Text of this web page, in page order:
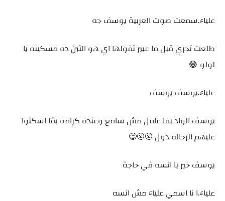
علياء.سمعت صوت العربية يوسف جه
طلعت تجري قبل ما عبير تقولها اي هو التبن ده مسكينه يا
لولو 😂
علياء.يوسف يوسف
يوسف الواد بقا عامل مش سامع وعنده كرامه بقا اسكتوا
عليهم الرجاله دول 🌝🌝😅
يوسف خير يا انسه في حاجة
علياء.ا نا اسمي علياء مش انسه